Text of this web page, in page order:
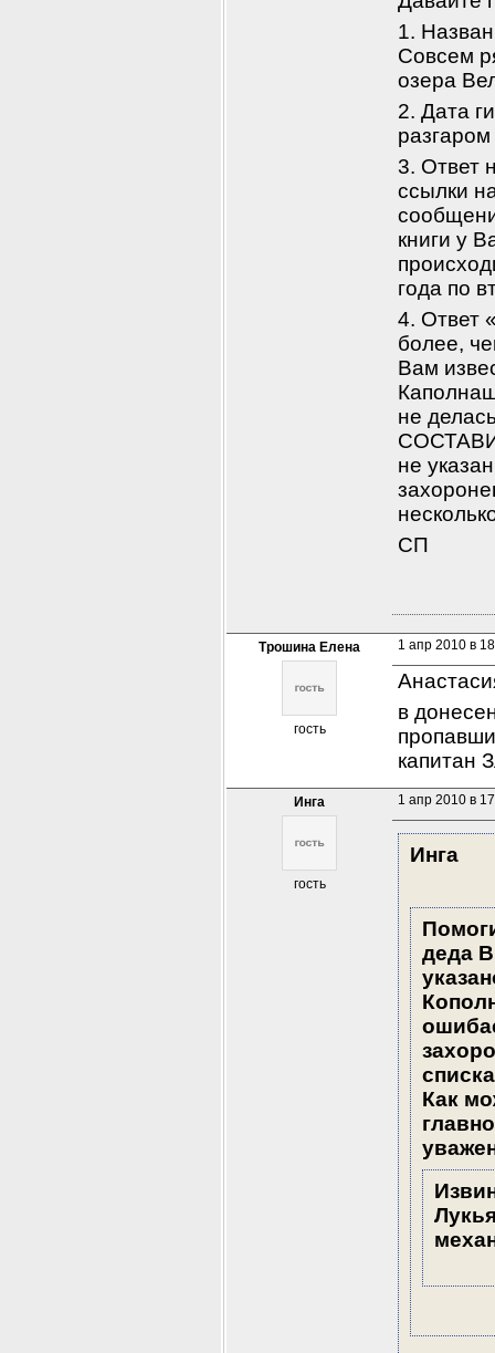
1.
Совсем
озера
2. Дата
3. Ответ
ссылки
книги у
года по
4. Ответ
более,
Вам
не
не
СП
Трошина Елена
гость
1 апр 2010 в
в
капитан
Инга
гость
1 апр 2010 в
Инга
деда
Как